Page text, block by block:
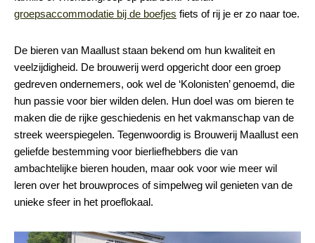
groepsaccommodatie bij de boefjes fiets of rij je er zo naar toe.
De bieren van Maallust staan bekend om hun kwaliteit en
veelzijdigheid. De brouwerij werd opgericht door een groep
gedreven ondernemers, ook wel de ‘Kolonisten’ genoemd, die
hun passie voor bier wilden delen. Hun doel was om bieren te
maken die de rijke geschiedenis en het vakmanschap van de
streek weerspiegelen. Tegenwoordig is Brouwerij Maallust een
geliefde bestemming voor bierliefhebbers die van
ambachtelijke bieren houden, maar ook voor wie meer wil
leren over het brouwproces of simpelweg wil genieten van de
unieke sfeer in het proeflokaal.